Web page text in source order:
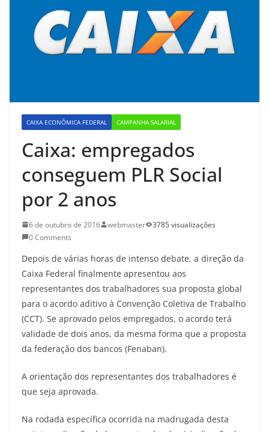
CAIXA ECONÔMICA FEDERAL CAMPANHA SALARIAL
Caixa: empregados
conseguem PLR Social
por 2 anos
6 de outubro de 2016 webmaster
3785 visualizações
0 Comments
Depois de várias horas de intenso debate, a direção da
Caixa Federal finalmente apresentou aos
representantes dos trabalhadores sua proposta global
para o acordo aditivo à Convenção Coletiva de Trabalho
(CCT). Se aprovado pelos empregados, o acordo terá
validade de dois anos, da mesma forma que a proposta
da federação dos bancos (Fenaban).
A orientação dos representantes dos trabalhadores é
que seja aprovada.
Na rodada específica ocorrida na madrugada desta